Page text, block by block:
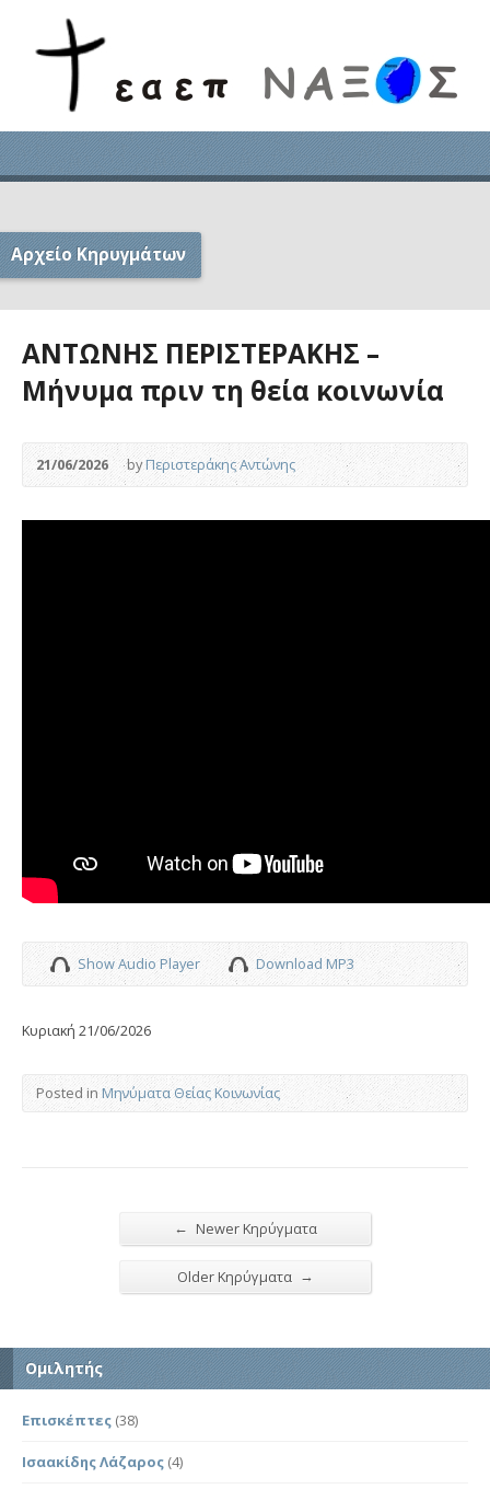
Αρχείο Κηρυγμάτων
ΑΝΤΩΝΗΣ ΠΕΡΙΣΤΕΡΑΚΗΣ –
Μήνυμα πριν τη θεία κοινωνία
21/06/2026 byΠεριστεράκης Αντώνης
Show Audio Player Download MP3
Κυριακή 21/06/2026
Posted in Μηνύματα Θείας Κοινωνίας
← Newer Κηρύγματα
Older Κηρύγματα →
Ομιλητής
Επισκέπτες (38)
Ισαακίδης Λάζαρος (4)